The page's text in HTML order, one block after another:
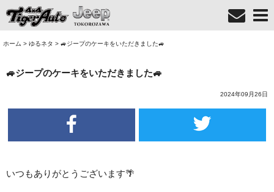
ホーム > ゆるネタ > 🚙ジープのケーキをいただきました🚙
🚙ジープのケーキをいただきました🚙
2024年09月26日
いつもありがとうございます🌴